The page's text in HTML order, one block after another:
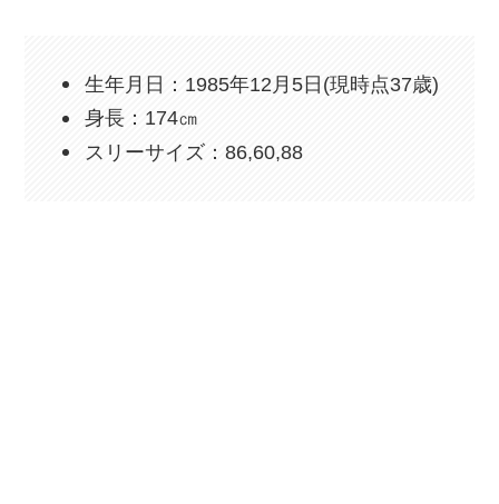
生年月日：1985年12月5日(現時点37歳)
身長：174㎝
スリーサイズ：86,60,88